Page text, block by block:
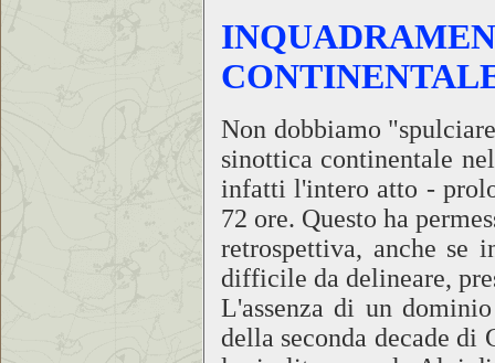
Non dobbiamo
sinottica continentale
infatti l'intero atto -
72 ore. Questo ha
retrospettiva, anche se
difficile da delineare,
L'assenza di un
della seconda decade di